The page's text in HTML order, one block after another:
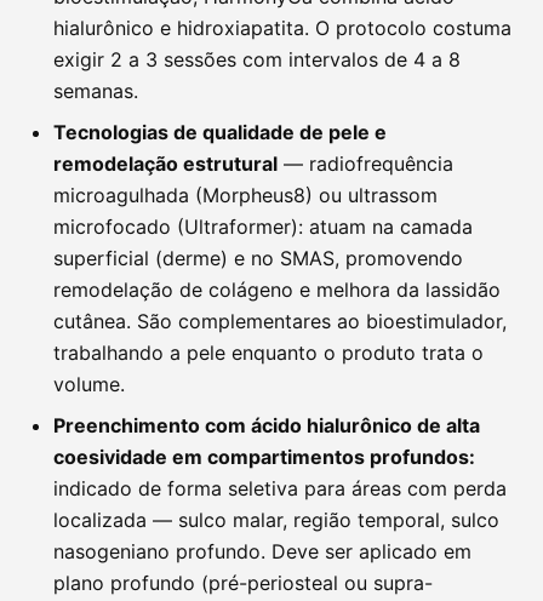
hialurônico e hidroxiapatita. O protocolo costuma
exigir 2 a 3 sessões com intervalos de 4 a 8
semanas.
Tecnologias de qualidade de pele e
remodelação estrutural — radiofrequência
microagulhada (Morpheus8) ou ultrassom
microfocado (Ultraformer): atuam na camada
superficial (derme) e no SMAS, promovendo
remodelação de colágeno e melhora da lassidão
cutânea. São complementares ao bioestimulador,
trabalhando a pele enquanto o produto trata o
volume.
Preenchimento com ácido hialurônico de alta
coesividade em compartimentos profundos:
indicado de forma seletiva para áreas com perda
localizada — sulco malar, região temporal, sulco
nasogeniano profundo. Deve ser aplicado em
plano profundo (pré-periosteal ou supra-